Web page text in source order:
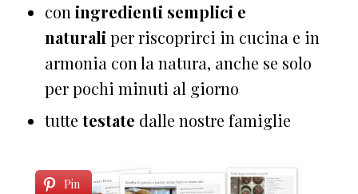
con ingredienti semplici e
naturali per riscoprirci in cucina e in
armonia con la natura, anche se solo
per pochi minuti al giorno
tutte testate dalle nostre famiglie
Pin